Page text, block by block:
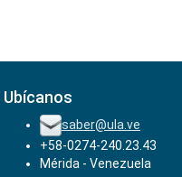
Ubícanos
saber@ula.ve
+58-0274-240.23.43
Mérida - Venezuela